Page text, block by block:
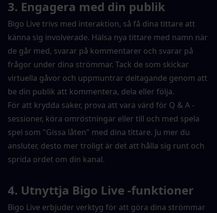
3. Engagera med din publik
Bigo Live trivs med interaktion, så få dina tittare att
känna sig involverade. Hälsa nya tittare med namn när
de går med, svarar på kommentarer och svarar på
frågor under dina strömmar. Tack de som skickar
virtuella gåvor och uppmuntrar deltagande genom att
be din publik att kommentera, dela eller följa.
För att krydda saker, prova att vara värd för Q & A -
sessioner, köra omröstningar eller till och med spela
spel som "Gissa låten" med dina tittare. Ju mer du
ansluter, desto mer troligt är det att hålla sig runt och
sprida ordet om din kanal.
4. Utnyttja Bigo Live -funktioner
Bigo Live erbjuder verktyg för att göra dina strömmar